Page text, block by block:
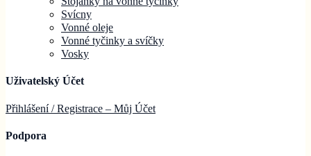
Svícny
Vonné oleje
Vonné tyčinky a svíčky
Vosky
Uživatelský Účet
Přihlášení / Registrace – Můj Účet
Podpora